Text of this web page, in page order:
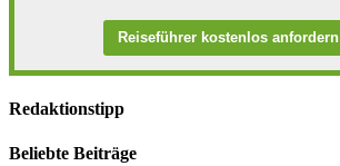
Reiseführer kostenlos anfordern
Redaktionstipp
Beliebte Beiträge